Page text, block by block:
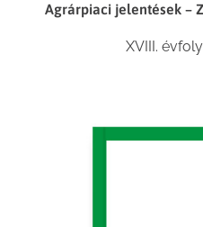
Agrárpiaci jelentések –
XVIII.